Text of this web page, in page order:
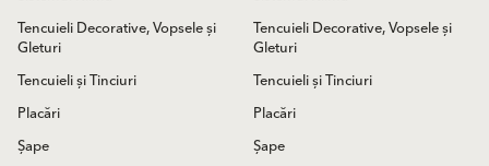
Tencuieli Decorative, Vopsele și
Gleturi
Tencuieli și Tinciuri
Placări
Șape
Tencuieli Decorative, Vopsele și
Gleturi
Tencuieli și Tinciuri
Placări
Șape